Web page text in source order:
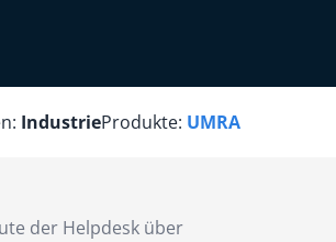
IndustrieProdukte: UMRA
der Helpdesk über